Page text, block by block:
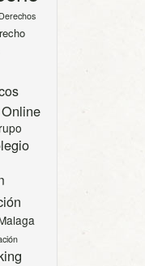
Derechos